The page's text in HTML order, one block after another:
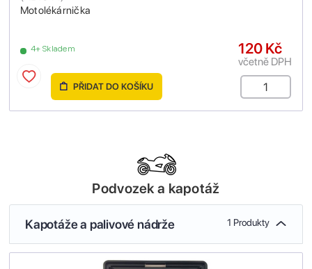
Motolékárnička
4+ Skladem 120 Kč
včetně DPH
PŘIDAT DO KOŠÍKU
Podvozek a kapotáž
Kapotáže a palivové nádrže 1 Produkty